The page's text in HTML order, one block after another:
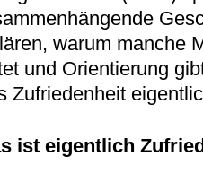
warum manche
und Orientierung
Zufriedenheit
ist eigentlich